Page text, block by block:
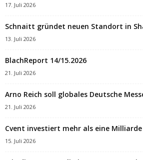
17. Juli 2026
Schnaitt gründet neuen Standort in
13. Juli 2026
BlachReport 14/15.2026
21. Juli 2026
Arno Reich soll globales Deutsche
21. Juli 2026
Cvent investiert mehr als eine
15. Juli 2026